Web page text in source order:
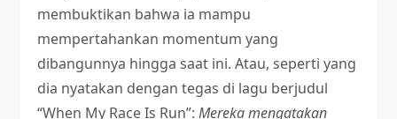
membuktikan bahwa ia mampu
mempertahankan momentum yang
dibangunnya hingga saat ini. Atau, seperti yang
dia nyatakan dengan tegas di lagu berjudul
“When My Race Is Run”:Mereka mengatakan